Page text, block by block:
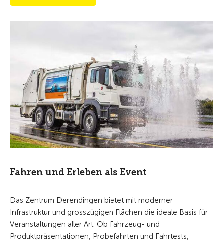
Fahren und Erleben als Event
Das Zentrum Derendingen bietet mit moderner
Infrastruktur und grosszügigen Flächen die ideale Basis für
Veranstaltungen aller Art. Ob Fahrzeug- und
Produktpräsentationen, Probefahrten und Fahrtests,